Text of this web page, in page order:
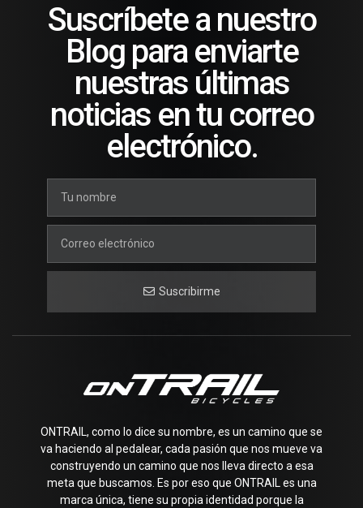
Suscríbete a nuestro
Blog para enviarte
nuestras últimas
noticias en tu correo
electrónico.
Suscribirme
ONTRAIL, como lo dice su nombre, es un camino que se
va haciendo al pedalear, cada pasión que nos mueve va
construyendo un camino que nos lleva directo a esa
meta que buscamos. Es por eso que ONTRAIL es una
marca única, tiene su propia identidad porque la